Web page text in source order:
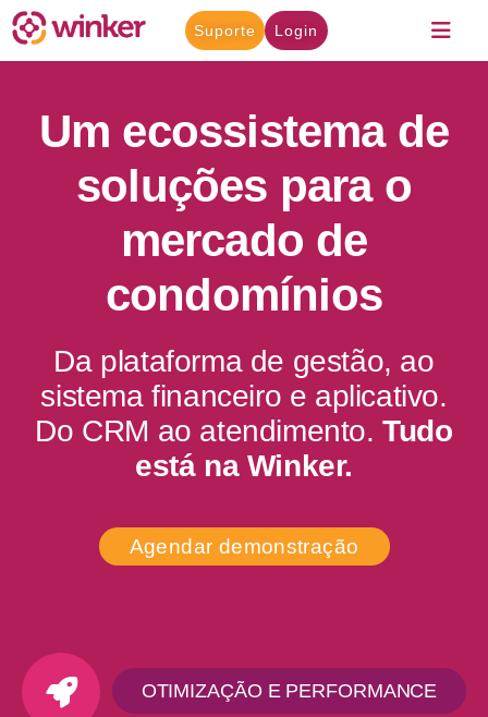
Suporte Login
Um ecossistema de
soluções para o
mercado de
condomínios
Da plataforma de gestão, ao
sistema financeiro e aplicativo.
Do CRM ao atendimento.Tudo
está na Winker.
Agendar demonstração
OTIMIZAÇÃO E PERFORMANCE